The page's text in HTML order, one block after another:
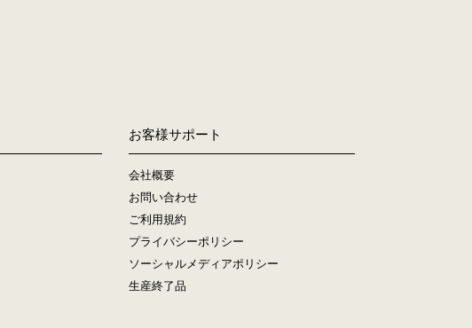
お客様サポート
会社概要
お問い合わせ
ご利用規約
プライバシーポリシー
ソーシャルメディアポリシー
生産終了品